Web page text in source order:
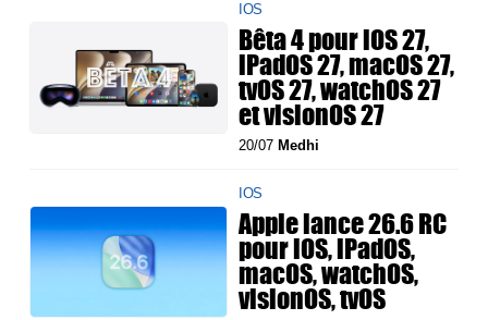
IOS
Bêta 4 pour iOS 27,
iPadOS 27, macOS 27,
tvOS 27, watchOS 27
et visionOS 27
20/07 Medhi
IOS
Apple lance 26.6 RC
pour iOS, iPadOS,
macOS, watchOS,
visionOS, tvOS